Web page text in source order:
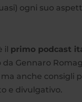
ogni suo
il primo podcast
Gennaro
anche consigli
e divulgativo.